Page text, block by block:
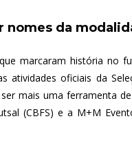
nomes da
marcaram história no
atividades oficiais da
mais uma ferramenta
(CBFS) e a M+M